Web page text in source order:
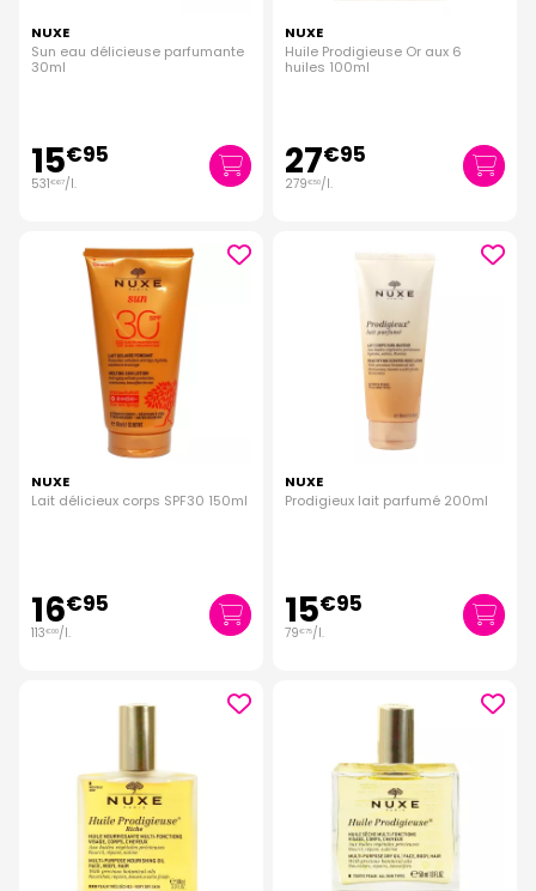
NUXE
Sun eau délicieuse parfumante
30ml
15€95
531€67/l.
NUXE
Huile Prodigieuse Or aux 6
huiles 100ml
27€95
279€50/l.
NUXE
Lait délicieux corps SPF30 150ml
16€95
113€00/l.
NUXE
Prodigieux lait parfumé 200ml
15€95
79€75/l.